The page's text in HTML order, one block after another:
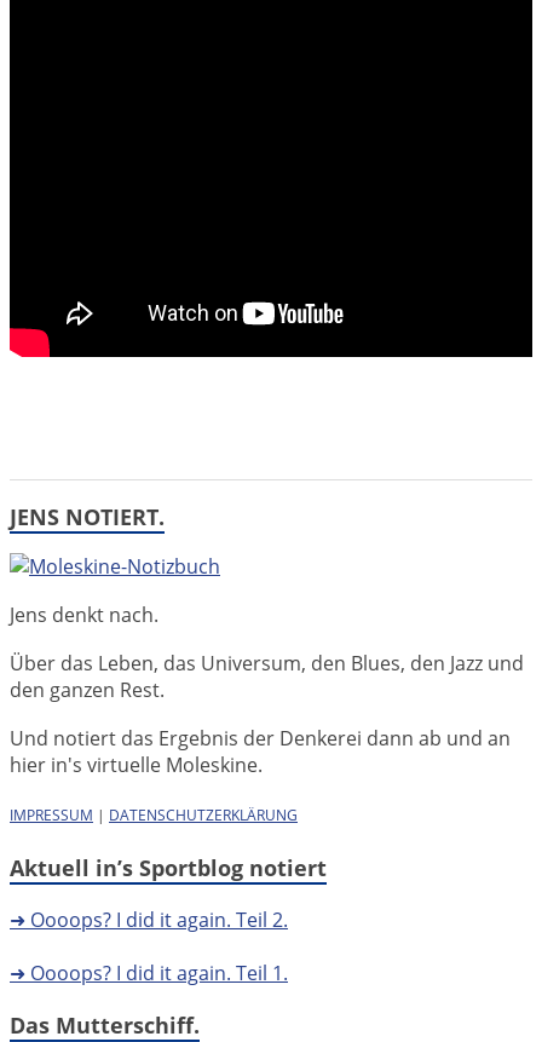
JENS NOTIERT.
Jens denkt nach.
Über das Leben, das Universum, den Blues, den Jazz und
den ganzen Rest.
Und notiert das Ergebnis der Denkerei dann ab und an
hier in's virtuelle Moleskine.
IMPRESSUM | DATENSCHUTZERKLÄRUNG
Aktuell in’s Sportblog notiert
➜ Oooops? I did it again. Teil 2.
➜ Oooops? I did it again. Teil 1.
Das Mutterschiff.